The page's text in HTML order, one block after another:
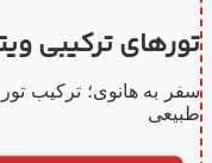
تورهای ترکیبی
سفر به هانوی؛ ترکیب تور
طبیعی